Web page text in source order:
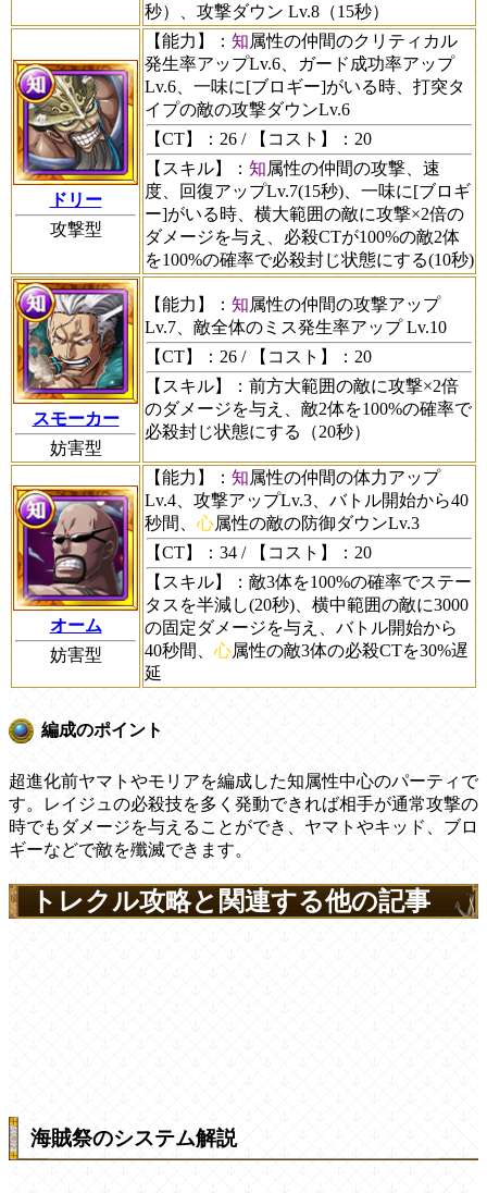
秒）、攻撃ダウン Lv.8（15秒）
ドリー
攻撃型
【能力】 ： 知属性の仲間のクリティカル
発生率アップLv.6、ガード成功率アップ
Lv.6、一味に[ブロギー]がいる時、打突タ
イプの敵の攻撃ダウンLv.6
【CT】
：26 / 【コスト】
：20
【スキル】
： 知属性の仲間の攻撃、速
度、回復アップLv.7(15秒)、一味に[ブロギ
ー]がいる時、横大範囲の敵に攻撃×2倍の
ダメージを与え、必殺CTが100%の敵2体
を100%の確率で必殺封じ状態にする(10秒)
スモーカー
妨害型
【能力】 ： 知属性の仲間の攻撃アップ
Lv.7、敵全体のミス発生率アップ Lv.10
【CT】
：26 / 【コスト】
：20
【スキル】
：前方大範囲の敵に攻撃×2倍
のダメージを与え、敵2体を100%の確率で
必殺封じ状態にする（20秒）
オーム
妨害型
【能力】 ： 知属性の仲間の体力アップ
Lv.4、攻撃アップLv.3、バトル開始から40
秒間、 心属性の敵の防御ダウンLv.3
【CT】
：34 / 【コスト】
：20
【スキル】
：敵3体を100%の確率でステー
タスを半減し(20秒)、横中範囲の敵に3000
の固定ダメージを与え、バトル開始から
40秒間、 心属性の敵3体の必殺CTを30%遅
延
編成のポイント
超進化前ヤマトやモリアを編成した知属性中心のパーティで
す。レイジュの必殺技を多く発動できれば相手が通常攻撃の
時でもダメージを与えることができ、ヤマトやキッド、ブロ
ギーなどで敵を殲滅できます。
トレクル攻略と関連する他の記事
海賊祭のシステム解説